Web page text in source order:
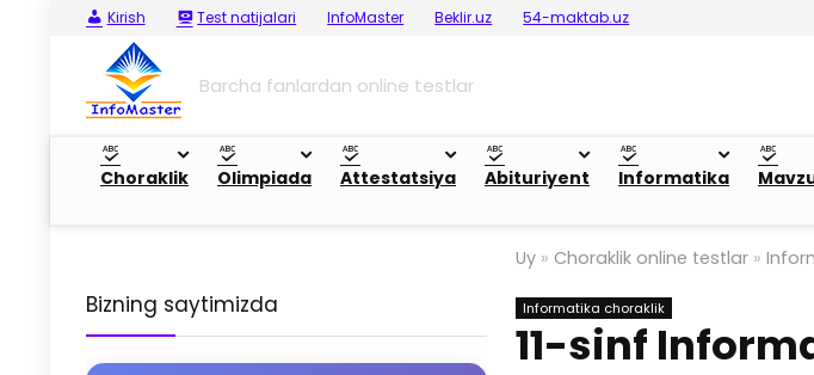
Kirish Test natijalari InfoMaster Beklir.uz 54-maktab.uz
Barcha fanlardan online testlar
Choraklik Olimpiada Attestatsiya Abituriyent Informatika
Uy » Choraklik online testlar »
Informatika choraklik
11-sinf
Bizning saytimizda